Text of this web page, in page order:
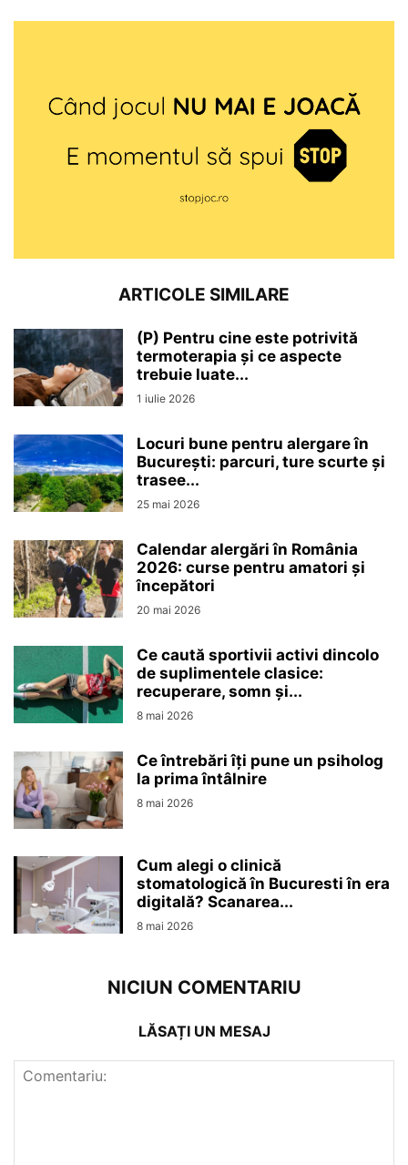
ARTICOLE SIMILARE
(P) Pentru cine este potrivită
termoterapia și ce aspecte
trebuie luate...
1 iulie 2026
Locuri bune pentru alergare în
București: parcuri, ture scurte și
trasee...
25 mai 2026
Calendar alergări în România
2026: curse pentru amatori și
începători
20 mai 2026
Ce caută sportivii activi dincolo
de suplimentele clasice:
recuperare, somn și...
8 mai 2026
Ce întrebări îți pune un psiholog
la prima întâlnire
8 mai 2026
Cum alegi o clinică
stomatologică în Bucuresti în era
digitală? Scanarea...
8 mai 2026
NICIUN COMENTARIU
LĂSAȚI UN MESAJ